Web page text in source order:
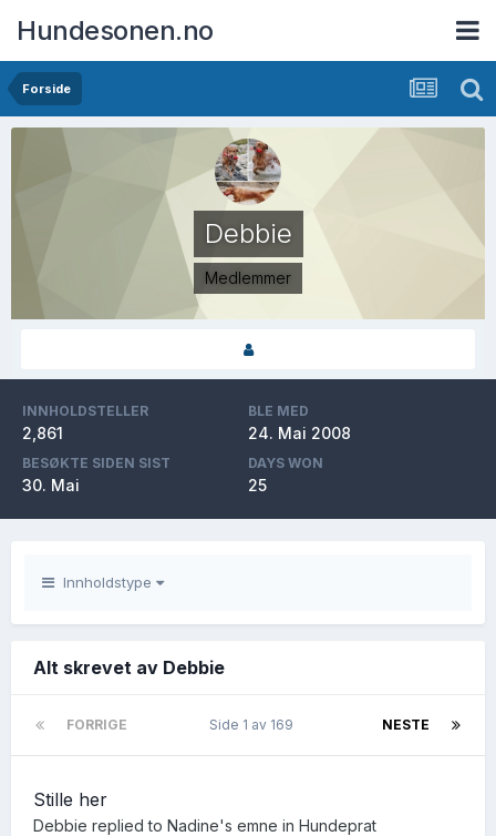
Hundesonen.no
Forside
Debbie
Medlemmer
INNHOLDSTELLER
2,861
BLE MED
24. Mai 2008
BESØKTE SIDEN SIST
30. Mai
DAYS WON
25
Innholdstype
Alt skrevet av Debbie
FORRIGE NESTE
Side 1 av 169
Stille her
Debbie replied to Nadine's emne in Hundeprat